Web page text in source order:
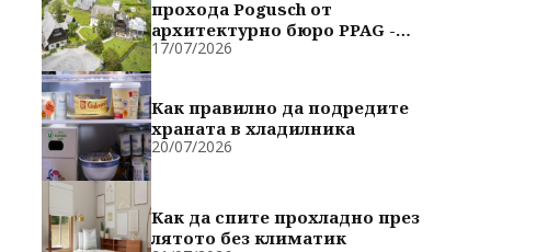
прохода Pogusch от
архитектурно бюро PPAG -
духовно сродни
17/07/2026
Как правилно да подредите
храната в хладилника
20/07/2026
Как да спите прохладно през
лятото без климатик